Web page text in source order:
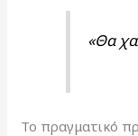
«Θα
Το πραγματικό